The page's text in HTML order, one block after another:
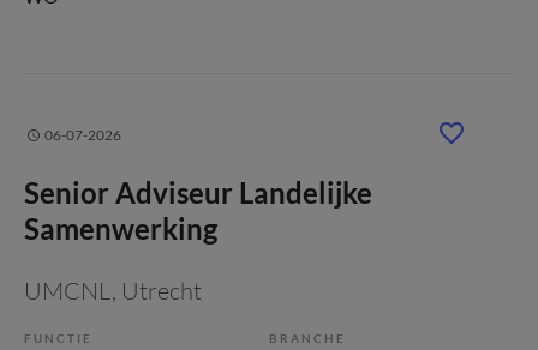
06-07-2026
Senior Adviseur Landelijke
Samenwerking
UMCNL, Utrecht
FUNCTIE BRANCHE